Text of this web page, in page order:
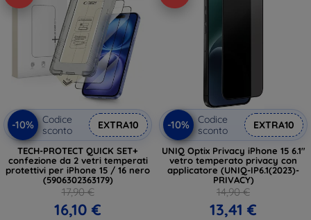
-10%
Codice
sconto
EXTRA10
TECH-PROTECT QUICK SET+
confezione da 2 vetri temperati
protettivi per iPhone 15 / 16 nero
(5906302363179)
17,90 €
16,10 €
-10%
Codice
sconto
EXTRA10
UNIQ Optix Privacy iPhone 15 6.1"
vetro temperato privacy con
applicatore (UNIQ-IP6.1(2023)-
PRIVACY)
14,90 €
13,41 €